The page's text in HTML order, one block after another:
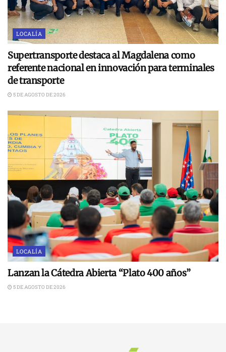
LOCALÍA
Supertransporte destaca al Magdalena como
referente nacional en innovación para terminales
de transporte
5 DE AGOSTO DE 2026
LOCALÍA
Lanzan la Cátedra Abierta “Plato 400 años”
5 DE AGOSTO DE 2026